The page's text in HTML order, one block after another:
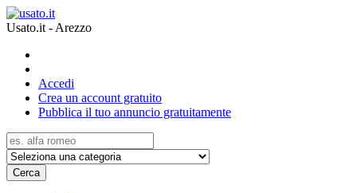
Usato.it - Arezzo
Accedi
Crea un account gratuito
Pubblica il tuo annuncio gratuitamente
Cerca